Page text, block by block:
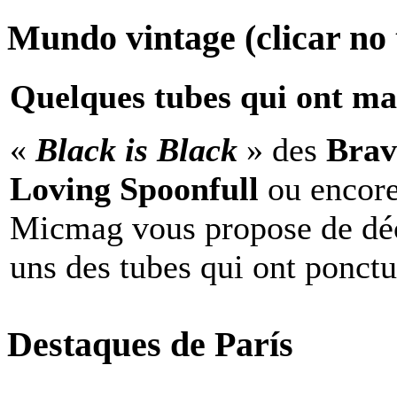
Mundo vintage (clicar
Quelques tubes qui ont
« Black is Black » des
Loving Spoonfull ou
Micmag vous propose de
uns des tubes qui ont
Destaques de París